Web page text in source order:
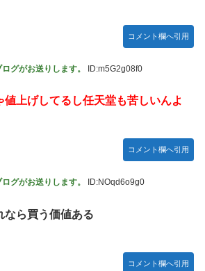
コメント欄へ引用
グがお送りします。 ID:m5G2g08f0
値上げしてるし任天堂も苦しいんよ
コメント欄へ引用
グがお送りします。 ID:NOqd6o9g0
なら買う価値ある
コメント欄へ引用